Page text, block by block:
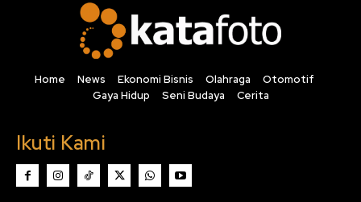
Home News Ekonomi Bisnis Olahraga
Otomotif
Gaya Hidup
Seni Budaya Cerita
Ikuti Kami